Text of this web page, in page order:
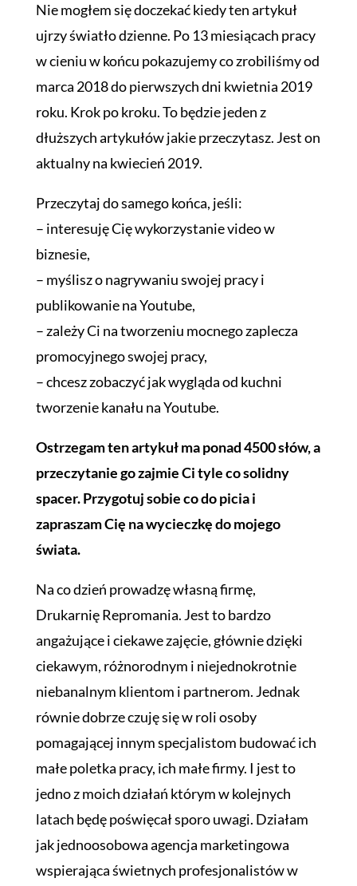
Nie mogłem się doczekać kiedy ten artykuł
ujrzy światło dzienne. Po 13 miesiącach pracy
w cieniu w końcu pokazujemy co zrobiliśmy od
marca 2018 do pierwszych dni kwietnia 2019
roku. Krok po kroku. To będzie jeden z
dłuższych artykułów jakie przeczytasz. Jest on
aktualny na kwiecień 2019.
Przeczytaj do samego końca, jeśli:
– interesuję Cię wykorzystanie video w
biznesie,
– myślisz o nagrywaniu swojej pracy i
publikowanie na Youtube,
– zależy Ci na tworzeniu mocnego zaplecza
promocyjnego swojej pracy,
– chcesz zobaczyć jak wygląda od kuchni
tworzenie kanału na Youtube.
Ostrzegam ten artykuł ma ponad 4500 słów, a
przeczytanie go zajmie Ci tyle co solidny
spacer. Przygotuj sobie co do picia i
zapraszam Cię na wycieczkę do mojego
świata.
Na co dzień prowadzę własną firmę,
Drukarnię Repromania. Jest to bardzo
angażujące i ciekawe zajęcie, głównie dzięki
ciekawym, różnorodnym i niejednokrotnie
niebanalnym klientom i partnerom. Jednak
równie dobrze czuję się w roli osoby
pomagającej innym specjalistom budować ich
małe poletka pracy, ich małe firmy. I jest to
jedno z moich działań którym w kolejnych
latach będę poświęcał sporo uwagi. Działam
jak jednoosobowa agencja marketingowa
wspierająca świetnych profesjonalistów w